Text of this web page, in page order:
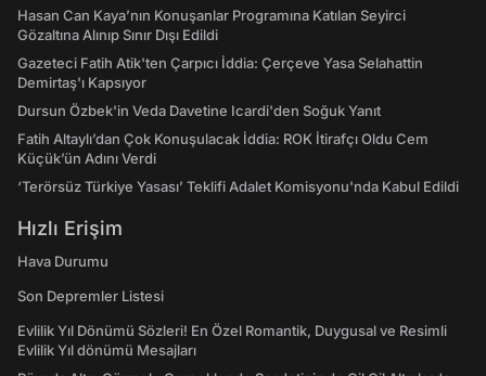
Hasan Can Kaya’nın Konuşanlar Programına Katılan Seyirci
Gözaltına Alınıp Sınır Dışı Edildi
Gazeteci Fatih Atik'ten Çarpıcı İddia: Çerçeve Yasa Selahattin
Demirtaş'ı Kapsıyor
Dursun Özbek'in Veda Davetine Icardi'den Soğuk Yanıt
Fatih Altaylı’dan Çok Konuşulacak İddia: ROK İtirafçı Oldu Cem
Küçük’ün Adını Verdi
‘Terörsüz Türkiye Yasası’ Teklifi Adalet Komisyonu'nda Kabul Edildi
Hızlı Erişim
Hava Durumu
Son Depremler Listesi
Evlilik Yıl Dönümü Sözleri! En Özel Romantik, Duygusal ve Resimli
Evlilik Yıl dönümü Mesajları